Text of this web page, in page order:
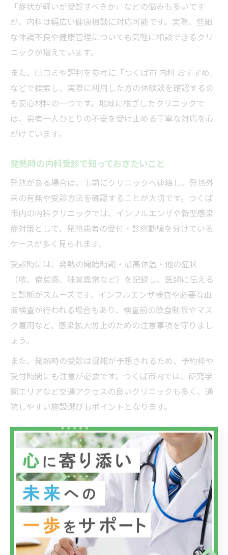
「症状が軽いが受診すべきか」などの悩みも多いです
が、内科は幅広い健康相談に対応可能です。実際、些細
な体調不良や健康管理についても気軽に相談できるクリ
ニックが増えています。
また、口コミや評判を参考に「つくば市 内科 おすすめ」
などで検索し、実際に利用した方の体験談を確認するの
も安心材料の一つです。地域に根ざしたクリニックで
は、患者一人ひとりの不安を受け止める丁寧な対応を心
がけています。
発熱時の内科受診で知っておきたいこと
発熱がある場合は、事前にクリニックへ連絡し、発熱外
来の有無や受診方法を確認することが大切です。つくば
市内の内科クリニックでは、インフルエンザや新型感染
症対策として、発熱患者の受付・診察動線を分けている
ケースが多く見られます。
受診時には、発熱の開始時期・最高体温・他の症状
（咳、倦怠感、味覚異常など）を記録し、医師に伝える
と診断がスムーズです。インフルエンザ検査や必要な血
液検査が行われる場合もあり、検査前の飲食制限やマス
ク着用など、感染拡大防止のための注意事項を守りまし
ょう。
また、発熱時の受診は混雑が予想されるため、予約枠や
受付時間にも注意が必要です。つくば市内では、研究学
園エリアなど交通アクセスの良いクリニックも多く、通
院しやすい施設選びもポイントとなります。
内科クリニック受付のスムーズな進め方
内科クリニックの受付をスムーズに進めるためには、事
前に予約が可能か確認し、必要書類や保険証を忘れずに
準備しましょう。つくば市の多くの内科クリニックで
は、ウェブ予約や電話予約が導入されており、混雑時で
も待ち時間を短縮できます。
受付時には、症状や来院目的を簡潔に伝えることで、適